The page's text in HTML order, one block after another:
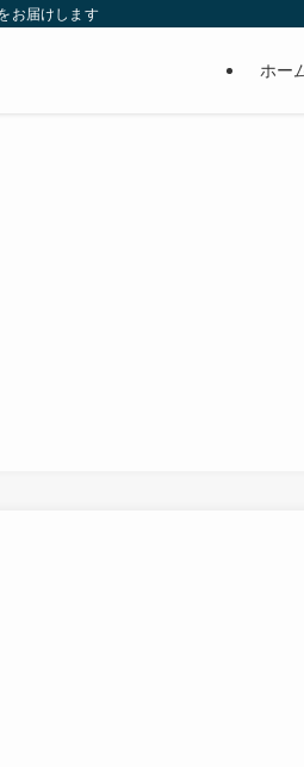
お届けします
ホー